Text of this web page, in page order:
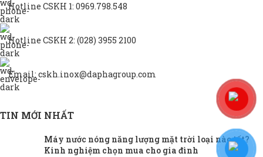
Hotline CSKH 1: 0969.798.548
Hotline CSKH 2: (028) 3955 2100
Email: cskh.inox@daphagroup.com
TIN MỚI NHẤT
Máy nước nóng năng lượng mặt trời loại nào tốt?
Kinh nghiệm chọn mua cho gia đình